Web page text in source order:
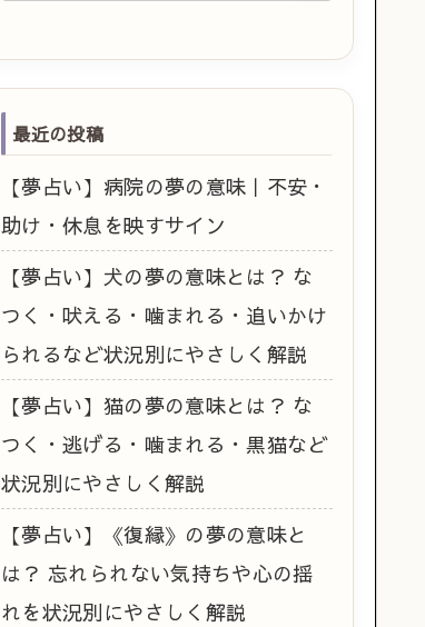
最近の投稿
【夢占い】病院の夢の意味｜不安・
助け・休息を映すサイン
【夢占い】犬の夢の意味とは？ な
つく・吠える・噛まれる・追いかけ
られるなど状況別にやさしく解説
【夢占い】猫の夢の意味とは？ な
つく・逃げる・噛まれる・黒猫など
状況別にやさしく解説
【夢占い】《復縁》の夢の意味と
は？ 忘れられない気持ちや心の揺
れを状況別にやさしく解説